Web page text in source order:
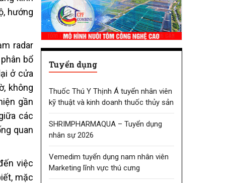
hướng
radar
bổ
ở cửa
không
gần
các
quan
việc
mặc
Tuyển dụng
Thuốc Thú Y Thịnh Á tuyển nhân viên
kỹ thuật và kinh doanh thuốc thủy sản
SHRIMPHARMAQUA – Tuyển dụng
nhân sự 2026
Vemedim tuyển dụng nam nhân viên
Marketing lĩnh vực thú cưng